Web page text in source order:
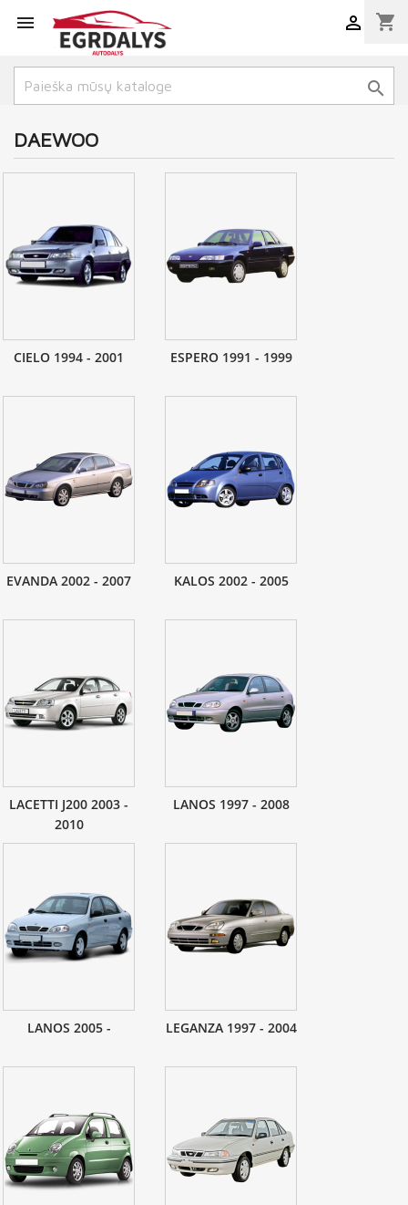
 shopping_cart


DAEWOO
CIELO 1994 - 2001 ESPERO 1991 - 1999
EVANDA 2002 - 2007 KALOS 2002 - 2005
LACETTI J200 2003 -
2010
LANOS 1997 - 2008
LANOS 2005 - LEGANZA 1997 - 2004